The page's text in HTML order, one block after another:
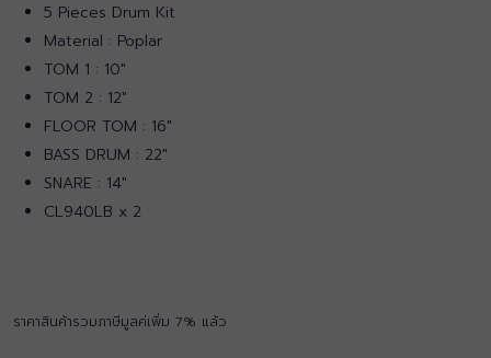
5 Pieces Drum Kit
Material : Poplar
TOM 1 : 10″
TOM 2 : 12″
FLOOR TOM : 16″
BASS DRUM : 22″
SNARE : 14″
CL940LB x 2
ราคาสินค้ารวมภาษีมูลค่เพิ่ม 7% แล้ว